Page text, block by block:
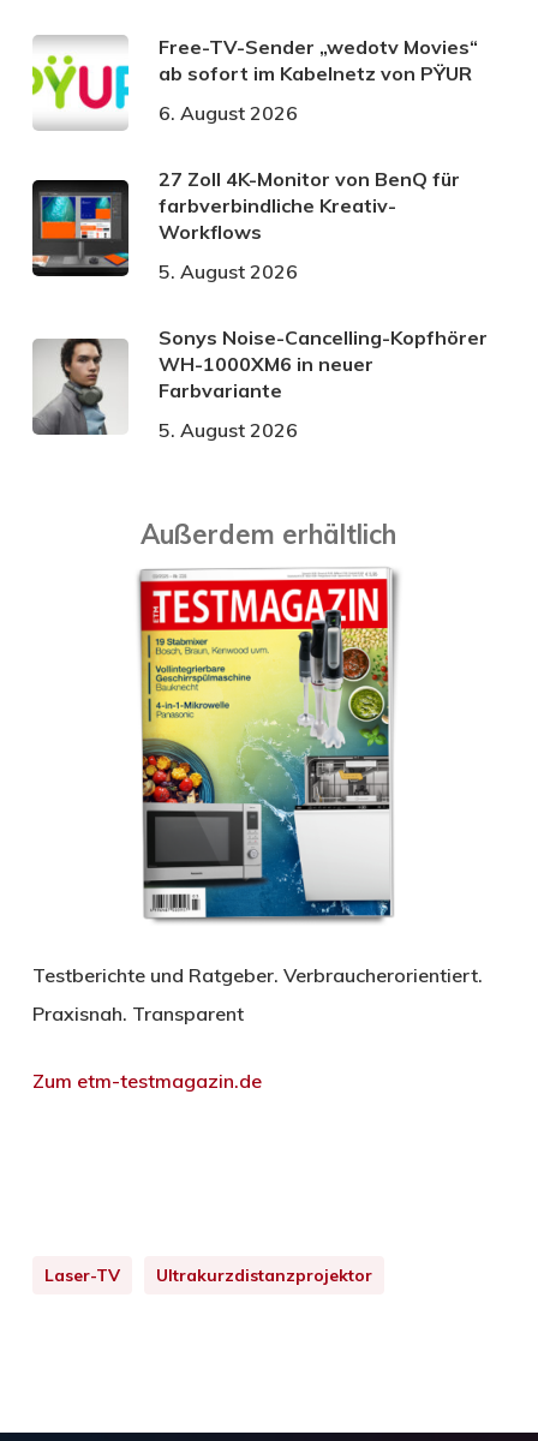
Free-TV-Sender „wedotv Movies“
ab sofort im Kabelnetz von PŸUR
6. August 2026
27 Zoll 4K-Monitor von BenQ für
farbverbindliche Kreativ-
Workflows
5. August 2026
Sonys Noise-Cancelling-Kopfhörer
WH-1000XM6 in neuer
Farbvariante
5. August 2026
Außerdem erhältlich
Testberichte und Ratgeber. Verbraucherorientiert.
Praxisnah. Transparent
Zum etm-testmagazin.de
Laser-TV Ultrakurzdistanzprojektor